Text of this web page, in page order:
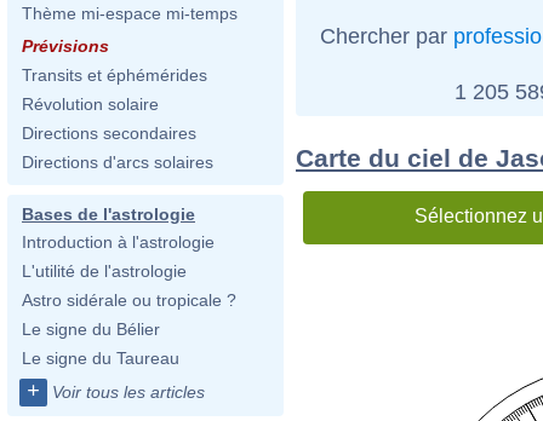
Thème mi-espace mi-temps
Prévisions
Transits et éphémérides
Révolution solaire
Directions secondaires
Directions d'arcs solaires
Bases de l'astrologie
Introduction à l'astrologie
L'utilité de l'astrologie
Astro sidérale ou tropicale ?
Le signe du Bélier
Le signe du Taureau
+ Voir tous les articles
Chercher par
1 205
Carte du ciel de
Sélectionnez